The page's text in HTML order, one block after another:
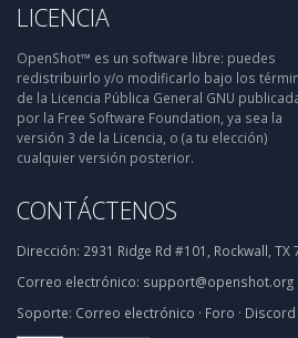
LICENCIA
OpenShot™ es un software libre: puedes
redistribuirlo y/o modificarlo bajo los
de la Licencia Pública General GNU
por la Free Software Foundation, ya sea la
versión 3 de la Licencia, o (a tu elección)
cualquier versión posterior.
CONTÁCTENOS
Dirección: 2931 Ridge Rd #101, Rockwall,
Correo electrónico: support@openshot.org
Soporte: Correo electrónico · Foro · Discord